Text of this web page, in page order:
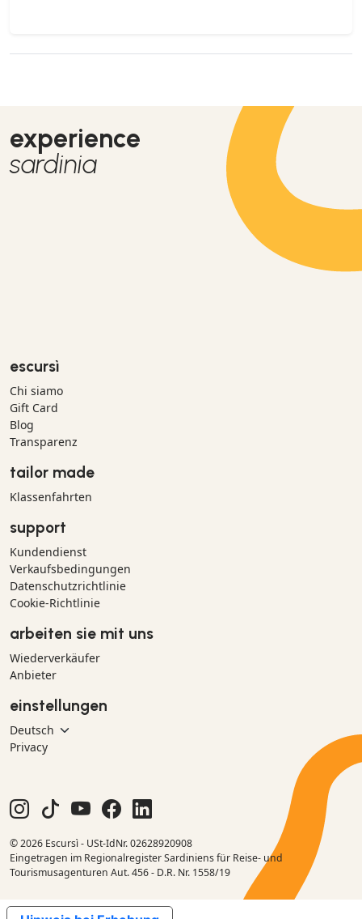
experience
sardinia
escursì
Chi siamo
Gift Card
Blog
Transparenz
tailor made
Klassenfahrten
support
Kundendienst
Verkaufsbedingungen
Datenschutzrichtlinie
Cookie-Richtlinie
arbeiten sie mit uns
Wiederverkäufer
Anbieter
einstellungen
Privacy
© 2026 Escursì - USt-IdNr. 02628920908
Eingetragen im Regionalregister Sardiniens für Reise- und
Tourismusagenturen Aut. 456 - D.R. Nr. 1558/19